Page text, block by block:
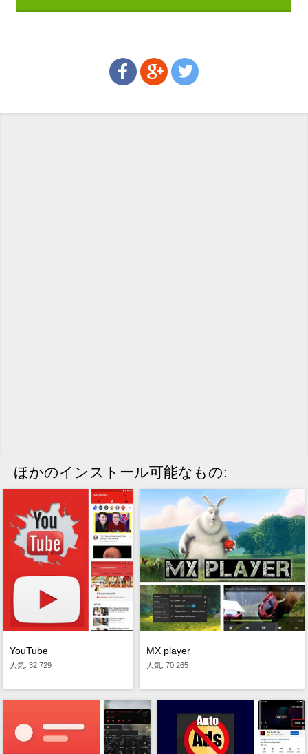
ほかのインストール可能なもの:
YouTube
人気: 32 729
MX player
人気: 70 265